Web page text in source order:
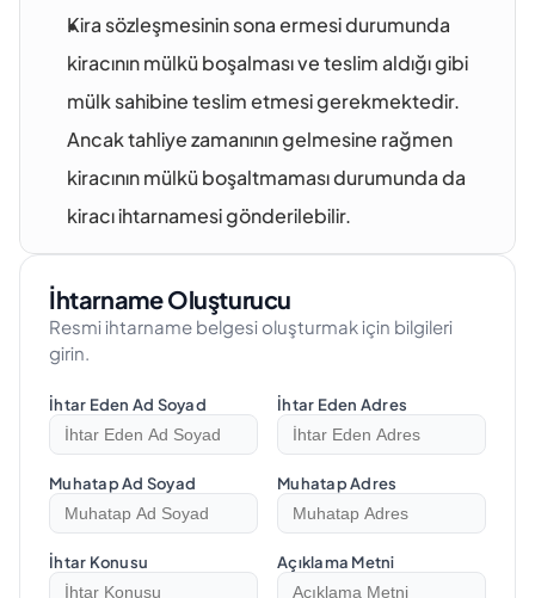
Kira sözleşmesinin sona ermesi durumunda
kiracının mülkü boşalması ve teslim aldığı gibi
mülk sahibine teslim etmesi gerekmektedir.
Ancak tahliye zamanının gelmesine rağmen
kiracının mülkü boşaltmaması durumunda da
kiracı ihtarnamesi gönderilebilir.
İhtarname Oluşturucu
Resmi ihtarname belgesi oluşturmak için bilgileri
girin.
İhtar Eden Ad Soyad İhtar Eden Adres
Muhatap Ad Soyad Muhatap Adres
İhtar Konusu Açıklama Metni